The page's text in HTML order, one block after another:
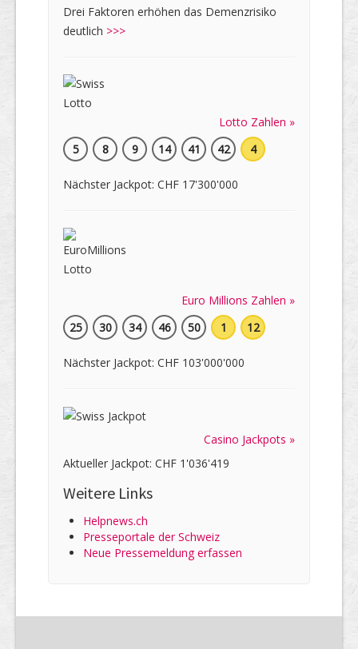
Drei Faktoren erhöhen das Demenzrisiko
deutlich >>>
Lotto Zahlen »
5
8 9 14 41 42 4
Nächster Jackpot: CHF 17'300'000
Euro Millions Zahlen »
25
30 34 46 50 1 12
Nächster Jackpot: CHF 103'000'000
Casino Jackpots »
Aktueller Jackpot: CHF 1'036'419
Weitere Links
Helpnews.ch
Presseportale der Schweiz
Neue Pressemeldung erfassen